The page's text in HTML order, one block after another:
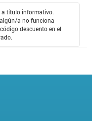
título informativo.
a no funciona
descuento en el